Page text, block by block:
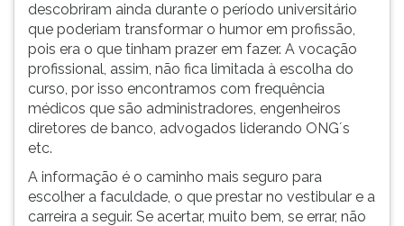
descobriram ainda durante o período universitário
que poderiam transformar o humor em profissão,
pois era o que tinham prazer em fazer. A vocação
profissional, assim, não fica limitada à escolha do
curso, por isso encontramos com frequência
médicos que são administradores, engenheiros
diretores de banco, advogados liderando ONG´s
etc.
A informação é o caminho mais seguro para
escolher a faculdade, o que prestar no vestibular e a
carreira a seguir. Se acertar, muito bem, se errar, não